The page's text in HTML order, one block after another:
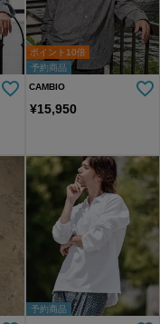
予約商品
ポイント10倍
CAMBIO
¥15,950
予約商品